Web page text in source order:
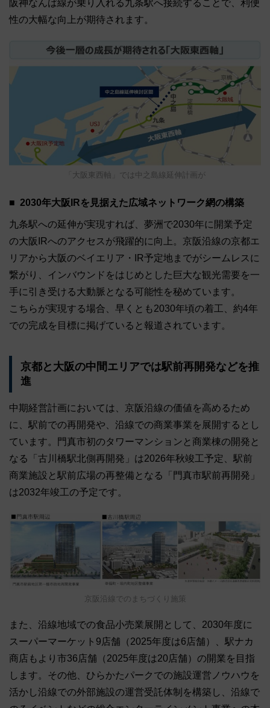
阪神なんば線が乗り入れる九条駅へ接続することで、利便
性の大幅な向上が期待されます。
「大阪東西軸」では中之島線延伸計画が
2030年大阪IRを見据えた広域ネットワーク網の構築
九条駅への延伸が実現すれば、夢洲で2030年に開業予定
の大阪IRへのアクセスが飛躍的に向上。京阪沿線の京都エ
リアから大阪のベイエリア・IR予定地までがシームレスに
繋がり、インバウンドをはじめとした巨大な観光需要を一
手に引き受ける大動脈となる可能性を秘めています。
こちらが実現する場合、早くとも2030年頃の着工、約4年
での完成を目標に掲げていると報道されています。
京都と大阪の中間エリアでは駅前再開発などを推
進
中期経営計画においては、京阪沿線の価値を高めるため
に、駅前での再開発や、沿線での商業事業を展開するとし
ています。門真市初のタワーマンションと商業棟の開発と
なる「古川橋駅北側再開発」は2026年秋竣工予定、駅前
商業施設と駅前広場の再整備となる「門真市駅前再開発」
は2032年竣工の予定です。
京阪沿線でのまちづくり施策
また、沿線地域での食品小売業展開として、2030年度に
スーパーマーケット9店舗（2025年度は6店舗）、駅ナカ
商店もより市36店舗（2025年度は20店舗）の開業を目指
します。その他、ひらかたパークでの施設運営ノウハウを
活かし沿線での外部施設の運営受託体制を構築し、沿線で